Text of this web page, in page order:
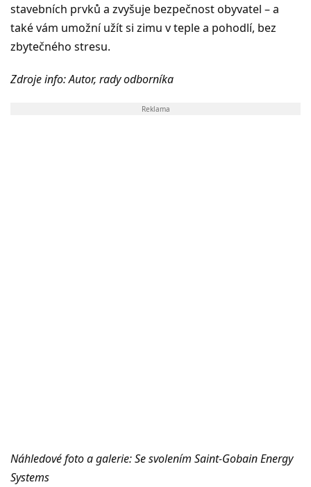
stavebních prvků a zvyšuje bezpečnost obyvatel – a
také vám umožní užít si zimu v teple a pohodlí, bez
zbytečného stresu.
Zdroje info: Autor, rady odborníka
Reklama
Náhledové foto a galerie: Se svolením Saint-Gobain Energy
Systems